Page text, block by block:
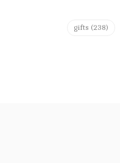
gifts (238)